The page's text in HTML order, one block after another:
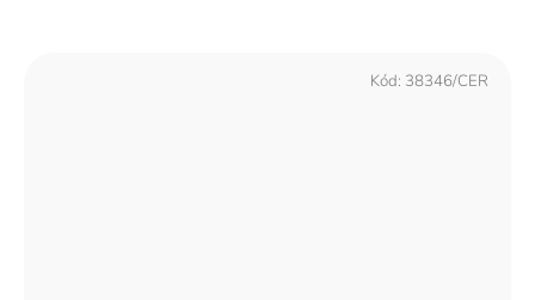
Kód: 38346/CER